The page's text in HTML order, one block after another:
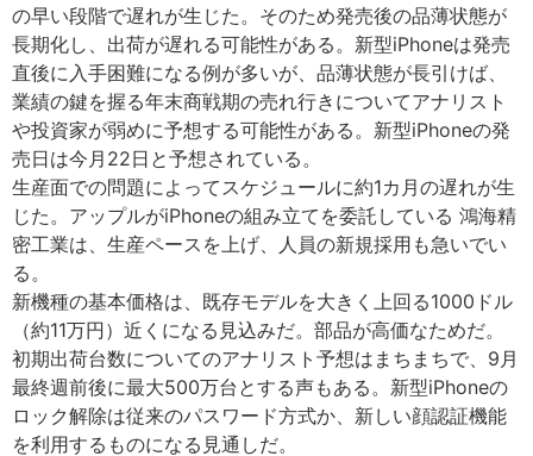
の早い段階で遅れが生じた。そのため発売後の品薄状態が
長期化し、出荷が遅れる可能性がある。新型iPhoneは発売
直後に入手困難になる例が多いが、品薄状態が長引けば、
業績の鍵を握る年末商戦期の売れ行きについてアナリスト
や投資家が弱めに予想する可能性がある。新型iPhoneの発
売日は今月22日と予想されている。
生産面での問題によってスケジュールに約1カ月の遅れが生
じた。アップルがiPhoneの組み立てを委託している 鴻海精
密工業は、生産ペースを上げ、人員の新規採用も急いでい
る。
新機種の基本価格は、既存モデルを大きく上回る1000ドル
（約11万円）近くになる見込みだ。部品が高価なためだ。
初期出荷台数についてのアナリスト予想はまちまちで、9月
最終週前後に最大500万台とする声もある。新型iPhoneの
ロック解除は従来のパスワード方式か、新しい顔認証機能
を利用するものになる見通しだ。